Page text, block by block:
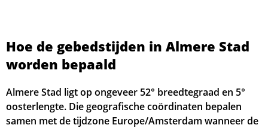
04:28 06:17
04:31 17:46 21:08
14, Vr 04:34 06:20 13:44 17:45 21:06 22:46
Hoe de gebedstijden in Almere Stad
worden bepaald
Almere Stad ligt op ongeveer 52° breedtegraad en 5°
oosterlengte. Die geografische coördinaten bepalen
samen met de tijdzone Europe/Amsterdam wanneer de